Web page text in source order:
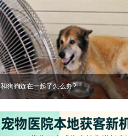
和狗狗连在一起了怎么办?